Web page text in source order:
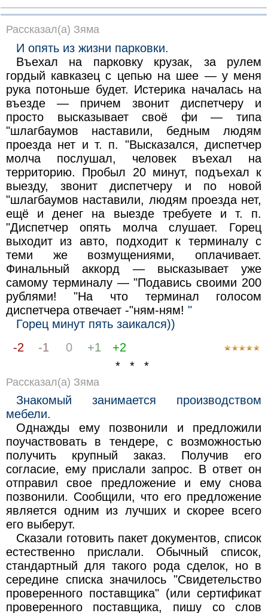
Рассказал(а) Зяма
И опять из жизни парковки.
Въехал на парковку крузак, за рулем
гордый кавказец с цепью на шее — у меня
рука потоньше будет. Истерика началась на
въезде — причем звонит диспетчеру и
просто высказывает своё фи — типа
"шлагбаумов наставили, бедным людям
проезда нет и т. п. "Высказался, диспетчер
молча послушал, человек въехал на
территорию. Пробыл 20 минут, подъехал к
выезду, звонит диспетчеру и по новой
"шлагбаумов наставили, людям проезда нет,
ещё и денег на выезде требуете и т. п.
"Диспетчер опять молча слушает. Горец
выходит из авто, подходит к терминалу с
теми же возмущениями, оплачивает.
Финальный аккорд — высказывает уже
самому терминалу — "Подавись своими 200
рублями! "На что терминал голосом
диспетчера отвечает -"ням-ням! "
Горец минут пять заикался))
-2
-1 0 +1
+2
* * *
Рассказал(а) Зяма
Знакомый занимается производством
мебели.
Однажды ему позвонили и предложили
поучаствовать в тендере, с возможностью
получить крупный заказ. Получив его
согласие, ему прислали запрос. В ответ он
отправил свое предложение и ему снова
позвонили. Сообщили, что его предложение
является одним из лучших и скорее всего
его выберут.
Сказали готовить пакет документов, список
естественно прислали. Обычный список,
стандартный для такого рода сделок, но в
середине списка значилось "Свидетельство
проверенного поставщика" (или сертификат
проверенного поставщика, пишу со слов